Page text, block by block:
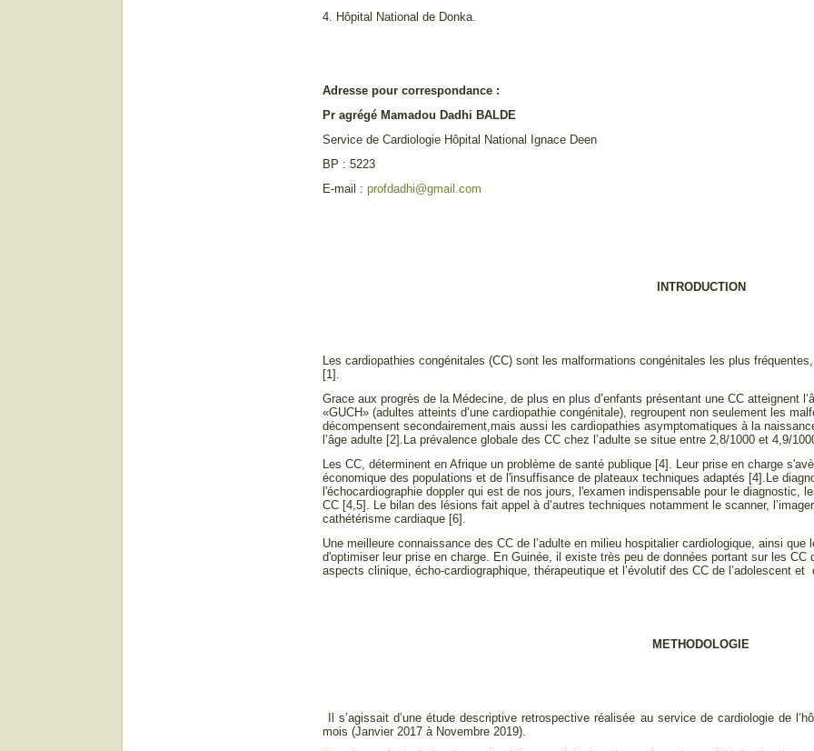
4. Hôpital National de Donka.
Adresse pour correspondance :
Pr agrégé Mamadou Dadhi BALDE
Service de Cardiologie Hôpital National Ignace Deen
BP : 5223
E-mail :profdadhi@gmail.com
INTRODUCTION
Les cardiopathies congénitales (CC) sont les malformations congénitales les plus
[1].
Grace aux progrès de la Médecine, de plus en plus d’enfants présentant une CC atteignent
«GUCH» (adultes atteints d’une cardiopathie congénitale), regroupent non seulement les
décompensent secondairement,mais aussi les cardiopathies asymptomatiques à la
l’âge adulte [2].La prévalence globale des CC chez l’adulte se situe entre 2,8/1000 et 4,9/
Les CC, déterminent en Afrique un problème de santé publique [4]. Leur prise en charge
économique des populations et de l'insuffisance de plateaux techniques adaptés [4].Le
l'échocardiographie doppler qui est de nos jours, l'examen indispensable pour le diagnostic,
CC [4,5]. Le bilan des lésions fait appel à d’autres techniques notamment le scanner,
cathétérisme cardiaque [6].
Une meilleure connaissance des CC de l’adulte en milieu hospitalier cardiologique, ainsi
d'optimiser leur prise en charge. En Guinée, il existe très peu de données portant sur les CC
aspects clinique, écho-cardiographique, thérapeutique et l’évolutif des CC de l’adolescent et
METHODOLOGIE
Il s’agissait d’une étude descriptive retrospective réalisée au service de cardiologie de
mois (Janvier 2017 à Novembre 2019).